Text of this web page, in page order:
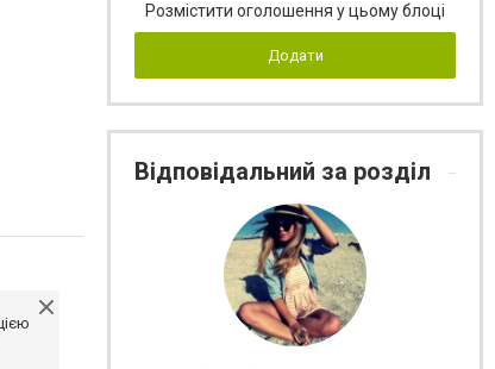
Розмістити оголошення у цьому блоці
Додати
Відповідальний за розділ